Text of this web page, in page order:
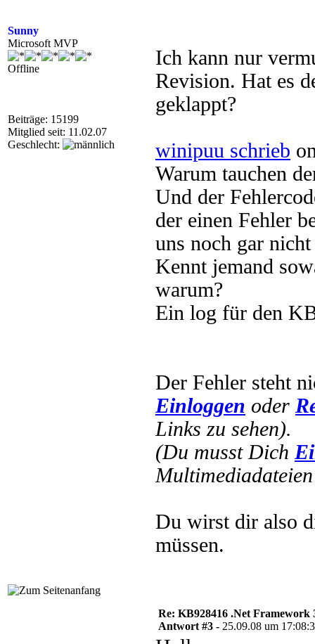
Sunny
Microsoft MVP
Offline
Beiträge: 15199
Mitglied seit: 11.02.07
Geschlecht:
Ich kann nur
Revision. Hat es
geklappt?
winipuu schrieb
Warum tauchen
Und der
der einen Fehler
uns noch gar
Kennt jemand
warum?
Ein log für den
Der Fehler steht
Einloggen oder
Links zu sehen).
(Du musst Dich
Du wirst dir also
müssen.
Re: KB928416 .Net Framework
Antwort #3 - 25.09.08 um